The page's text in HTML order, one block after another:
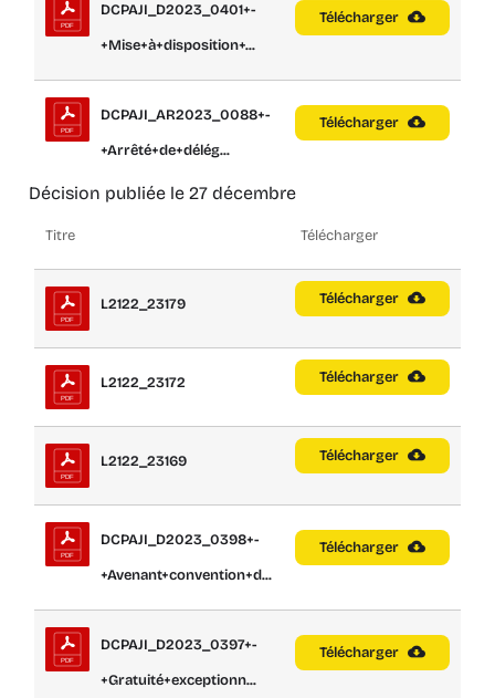
DCPAJI_D2023_0401+-
+Mise+à+disposition+...
Télécharger
DCPAJI_AR2023_0088+-
+Arrêté+de+délég...
Télécharger
Décision publiée le 27 décembre
Titre Télécharger
L2122_23179 Télécharger
L2122_23172 Télécharger
L2122_23169 Télécharger
DCPAJI_D2023_0398+-
+Avenant+convention+d...
Télécharger
DCPAJI_D2023_0397+-
+Gratuité+exceptionn...
Télécharger